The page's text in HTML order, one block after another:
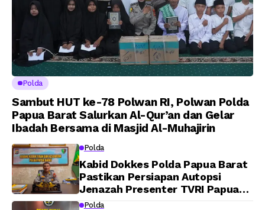
Polda
Sambut HUT ke-78 Polwan RI, Polwan Polda
Papua Barat Salurkan Al-Qur’an dan Gelar
Ibadah Bersama di Masjid Al-Muhajirin
Polda
Kabid Dokkes Polda Papua Barat
Pastikan Persiapan Autopsi
Jenazah Presenter TVRI Papua
Barat Yanto Idorway Telah
Polda